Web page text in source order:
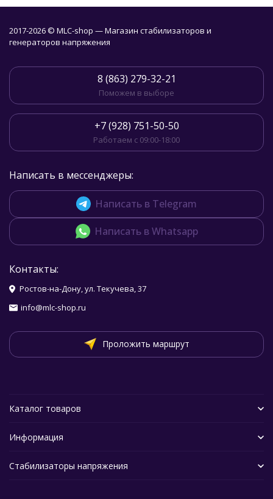
2017-2026 © MLC-shop — Магазин стабилизаторов и
генераторов напряжения
8 (863) 279-32-21
Поможем в выборе
+7 (928) 751-50-50
Работаем с 09:00-18:00
Написать в мессенджеры:
Написать в Telegram
Написать в Whatsapp
Контакты:
Ростов-на-Дону, ул. Текучева, 37
info@mlc-shop.ru
Проложить маршрут
Каталог товаров
Информация
Стабилизаторы напряжения